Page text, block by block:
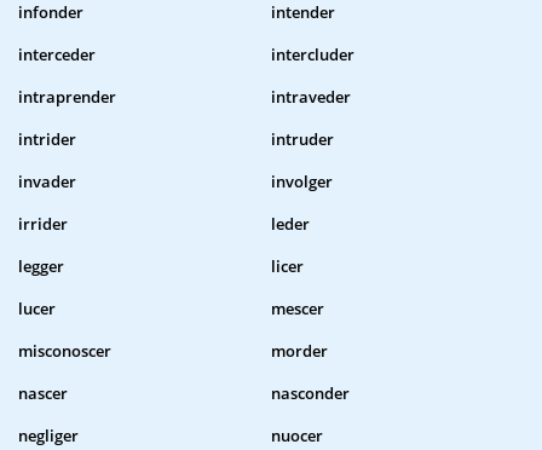
infonder
intender
interceder
intercluder
intraprender
intraveder
intrider
intruder
invader
involger
irrider
leder
legger
licer
lucer
mescer
misconoscer
morder
nascer
nasconder
negliger
nuocer